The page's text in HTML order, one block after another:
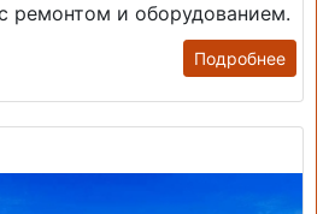
ремонтом и оборудованием.
Подробнее